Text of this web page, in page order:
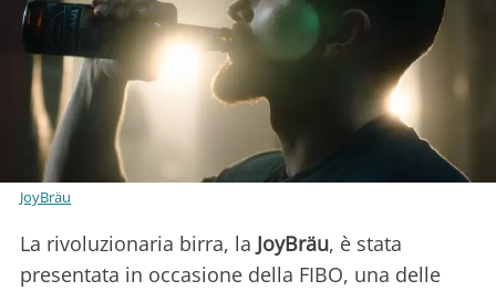
JoyBräu
La rivoluzionaria birra, la JoyBräu, è stata
presentata in occasione della FIBO, una delle